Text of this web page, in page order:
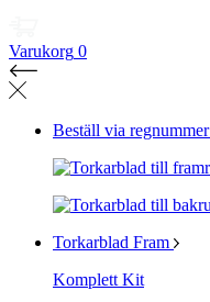
Varukorg 0
Beställ via regnummer
Torkarblad Fram
Komplett Kit